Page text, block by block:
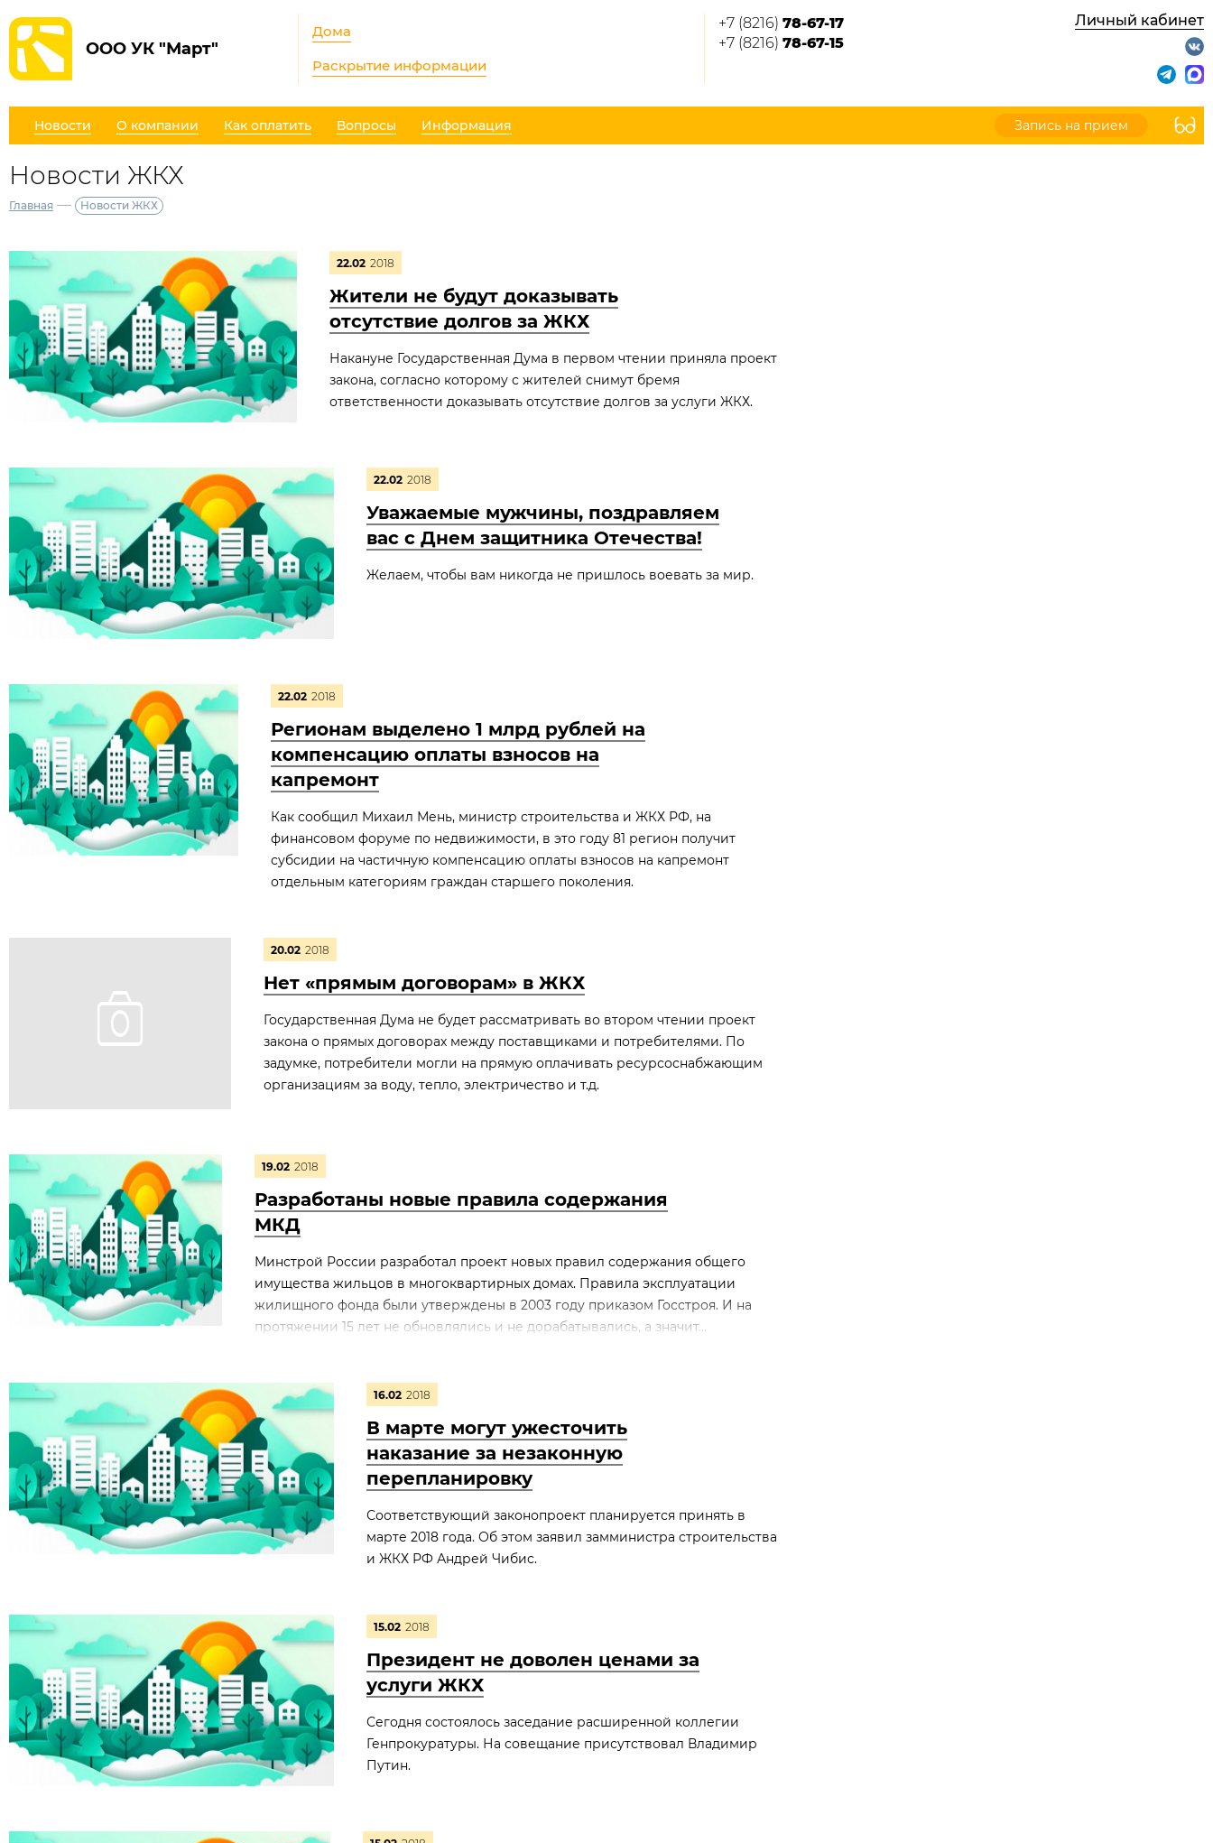
ООО УК "Март"
Дома
Раскрытие информации
+7 (8216) 78-67-17
+7 (8216) 78-67-15
Личный кабинет
Новости О компании Как оплатить Вопросы Информация Запись на прием
Новости ЖКХ
Главная — Новости ЖКХ
22.02 2018
Жители не будут доказывать
отсутствие долгов за ЖКХ
Накануне Государственная Дума в первом чтении приняла проект
закона, согласно которому с жителей снимут бремя
ответственности доказывать отсутствие долгов за услуги ЖКХ.
22.02 2018
Уважаемые мужчины, поздравляем
вас с Днем защитника Отечества!
Желаем, чтобы вам никогда не пришлось воевать за мир.
22.02 2018
Регионам выделено 1 млрд рублей на
компенсацию оплаты взносов на
капремонт
Как сообщил Михаил Мень, министр строительства и ЖКХ РФ, на
финансовом форуме по недвижимости, в это году 81 регион получит
субсидии на частичную компенсацию оплаты взносов на капремонт
отдельным категориям граждан старшего поколения.
20.02 2018
Нет «прямым договорам» в ЖКХ
Государственная Дума не будет рассматривать во втором чтении проект
закона о прямых договорах между поставщиками и потребителями. По
задумке, потребители могли на прямую оплачивать ресурсоснабжающим
организациям за воду, тепло, электричество и т.д.
19.02 2018
Разработаны новые правила содержания
МКД
Минстрой России разработал проект новых правил содержания общего
имущества жильцов в многоквартирных домах. Правила эксплуатации
жилищного фонда были утверждены в 2003 году приказом Госстроя. И на
протяжении 15 лет не обновлялись и не дорабатывались, а значит...
16.02 2018
В марте могут ужесточить
наказание за незаконную
перепланировку
Соответствующий законопроект планируется принять в
марте 2018 года. Об этом заявил замминистра строительства
и ЖКХ РФ Андрей Чибис.
15.02 2018
Президент не доволен ценами за
услуги ЖКХ
Сегодня состоялось заседание расширенной коллегии
Генпрокуратуры. На совещание присутствовал Владимир
Путин.